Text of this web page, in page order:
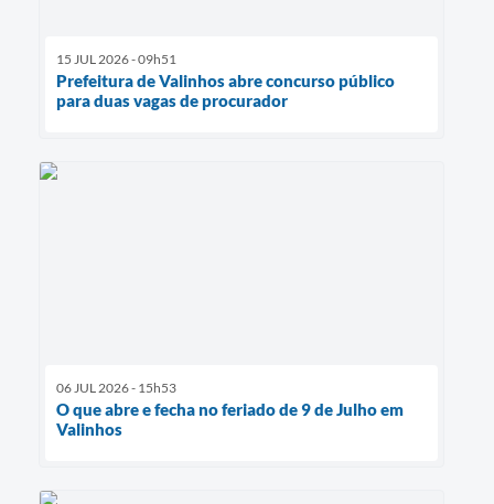
15 JUL 2026 - 09h51
Prefeitura de Valinhos abre concurso público
para duas vagas de procurador
06 JUL 2026 - 15h53
O que abre e fecha no feriado de 9 de Julho em
Valinhos